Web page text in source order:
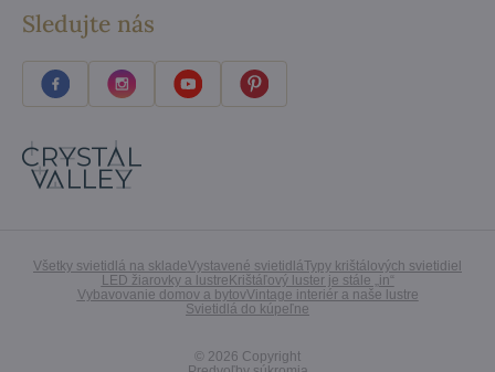
Sledujte nás
Všetky svietidlá na skladeVystavené svietidláTypy krištálových svietidiel
LED žiarovky a lustre Krištáľový luster je stále „in“
Vybavovanie domov a bytovVintage interiér a naše lustre
Svietidlá do kúpeľne
© 2026 Copyright